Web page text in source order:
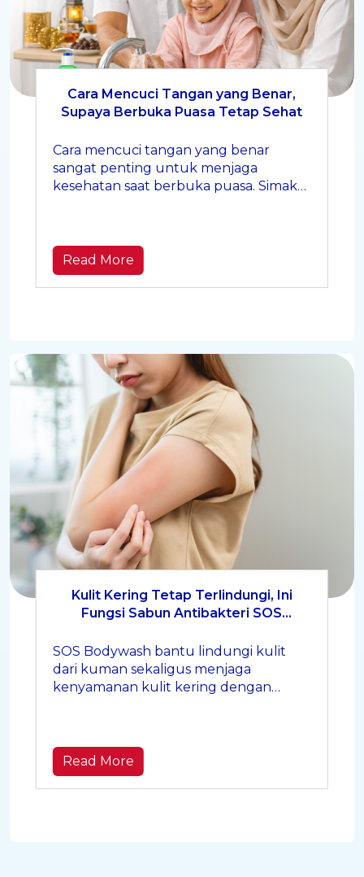
Cara Mencuci Tangan yang Benar,
Supaya Berbuka Puasa Tetap Sehat
Cara mencuci tangan yang benar
sangat penting untuk menjaga
kesehatan saat berbuka puasa. Simak
Read More
Kulit Kering Tetap Terlindungi, Ini
Fungsi Sabun Antibakteri SOS
SOS Bodywash bantu lindungi kulit
dari kuman sekaligus menjaga
kenyamanan kulit kering dengan
Read More